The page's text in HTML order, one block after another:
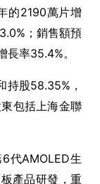
的2190萬片增
；銷售額預
長率35.4%。
持股58.35% ，
東包括上海金聯
6代AMOLED生
產品研發，重